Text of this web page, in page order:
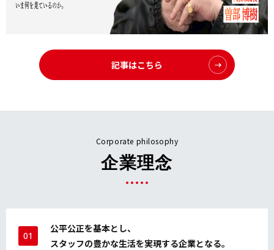
記事はこちら
Corporate philosophy
企業理念
01
公平公正を基本とし、
スタッフの豊かな生活を実現する企業となる。